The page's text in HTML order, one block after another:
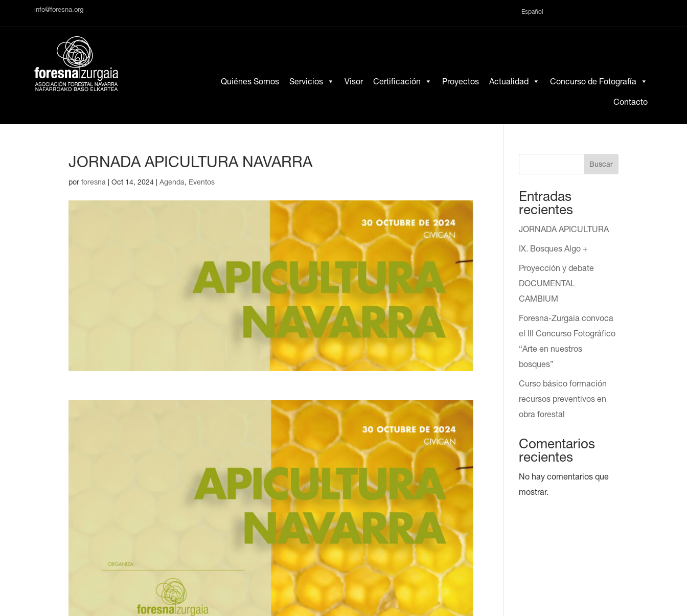
info@foresna.org Español
Quiénes Somos Servicios Visor Certificación Proyectos Actualidad Concurso de Fotografía
Contacto
JORNADA APICULTURA NAVARRA
porforesna |Oct 14, 2024 |Agenda, Eventos
Buscar
Entradas
recientes
JORNADA APICULTURA
IX. Bosques Algo +
Proyección y debate
DOCUMENTAL
CAMBIUM
Foresna-Zurgaia convoca
el III Concurso Fotográfico
“Arte en nuestros
bosques”
Curso básico formación
recursos preventivos en
obra forestal
Comentarios
recientes
No hay comentarios que
mostrar.